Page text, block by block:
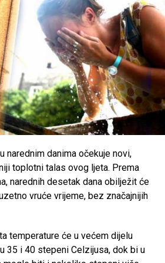
temperatura, nadležni pozivaju
Preporučuje se redovna
boravka na otvorenom u
nošenje lagane i svijetle odjeće te
zračenja.
sestarijim osobama, djeci,
i svima koji rade na otvorenom,
savjeta ljekara i, ukoliko je
prostorijama tokom
Post
Tweet Share
narednim danima očekuje novi,
toplotni talas ovog ljeta. Prema
narednih desetak dana obilježit će
vruće vrijeme, bez značajnijih
temperature će u većem dijelu
35 i 40 stepeni Celzijusa, dok bi u